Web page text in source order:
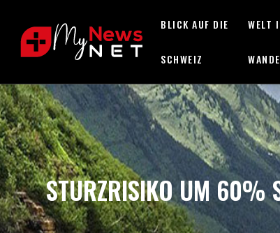
BLICK AUF DIE
SCHWEIZ
WELT
STURZRISIKO UM 60%